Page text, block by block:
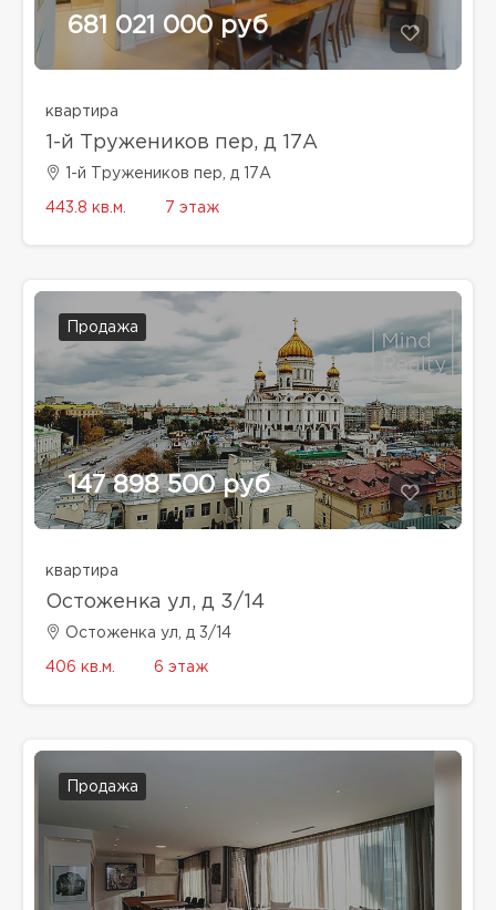
681 021 000 руб
квартира
1-й Тружеников пер, д 17А
1-й Тружеников пер, д 17А
443.8 кв.м. 7 этаж
Продажа
147 898 500 руб
квартира
Остоженка ул, д 3/14
Остоженка ул, д 3/14
406 кв.м. 6 этаж
Продажа